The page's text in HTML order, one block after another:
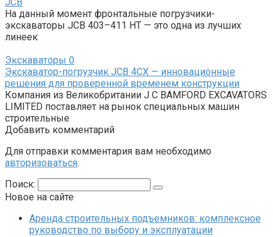
На данный момент фронтальные погрузчики-
экскаваторы JCB 403–411 HT — это одна из лучших
линеек
Экскаваторы 0
Экскаватор-погрузчик JCB 4СХ — инновационные
решения для проверенной временем конструкции
Компания из Великобритании J C BAMFORD EXCAVATORS
LIMITED поставляет на рынок специальных машин
строительные
Добавить комментарий
Для отправки комментария вам необходимо
авторизоваться.
Поиск:
Новое на сайте
Аренда строительных подъемников: комплексное
руководство по выбору и эксплуатации